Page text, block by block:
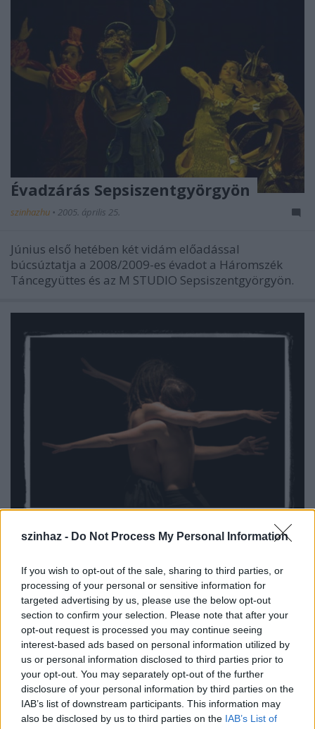
szinhaz - Do Not Process My Personal Information
If you wish to opt-out of the sale, sharing to third parties, or
processing of your personal or sensitive information for
targeted advertising by us, please use the below opt-out
section to confirm your selection. Please note that after your
opt-out request is processed you may continue seeing
interest-based ads based on personal information utilized by
us or personal information disclosed to third parties prior to
your opt-out. You may separately opt-out of the further
disclosure of your personal information by third parties on the
IAB’s list of downstream participants. This information may
also be disclosed by us to third parties on the IAB’s List of
Évadzárás Sepsiszentgyörgyön
szinhazhu • 2005. április 25.
Június első hetében két vidám előadással
búcsúztatja a 2008/2009-es évadot a Háromszék
Táncegyüttes és az M STUDIO Sepsiszentgyörgyön.
Dusa Gábor fotókiállítása
Dusa Gábor fotókiállítása nyílik 2009. május 5-én,
pénteken 18 órakor a Ferencvárosi Művelődési
Központban. A kiállítási anyag szubjektív válogatás
az elmúlt öt évben Magyarországon fellépett
külföldi és magyar tánc és színházi társulatok
előadásaiból. A kiállítást Bánkuti András nyitja meg.